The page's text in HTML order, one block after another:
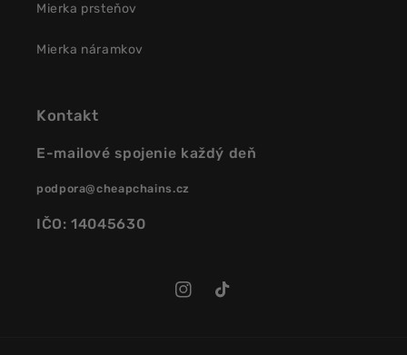
Mierka prsteňov
Mierka náramkov
Kontakt
E-mailové spojenie každý deň
podpora@cheapchains.cz
IČO: 14045630
InstagramTikTok